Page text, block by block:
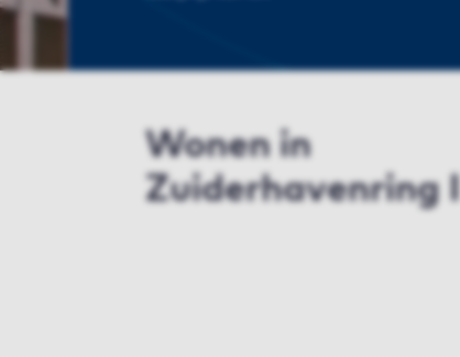
Wonen in
Zuiderhavenring I